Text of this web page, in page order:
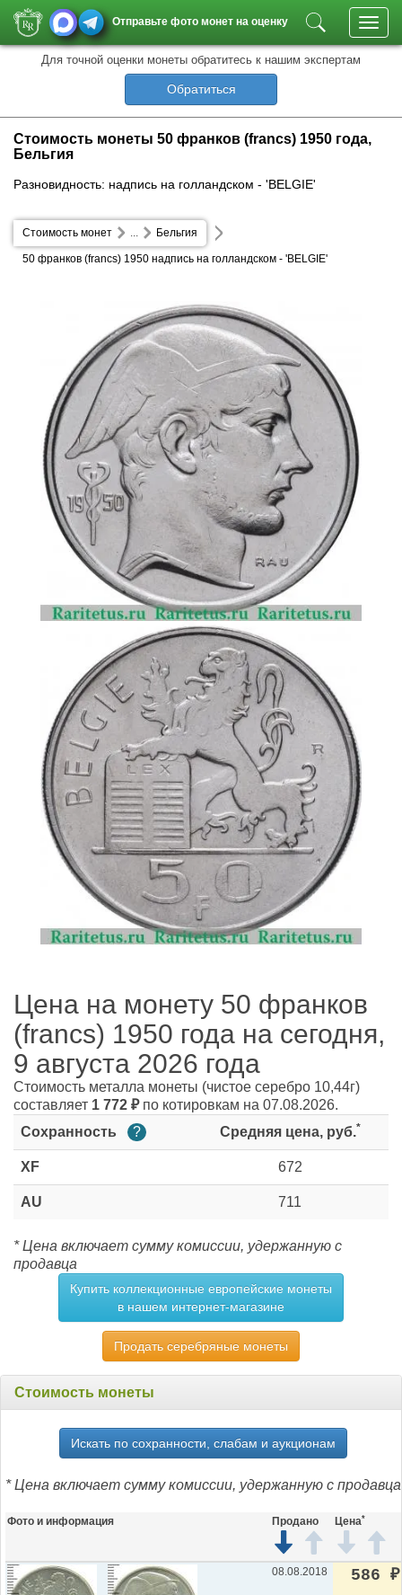
Отправьте фото монет на оценку
Для точной оценки монеты обратитесь к нашим экспертам
Обратиться
Стоимость монеты 50 франков (francs) 1950 года,
Бельгия
Разновидность: надпись на голландском - 'BELGIE'
Стоимость монет Бельгия
...
50 франков (francs) 1950 надпись на голландском - 'BELGIE'
Цена на монету 50 франков
(francs) 1950 года на сегодня,
9 августа 2026 года
Стоимость металла монеты (чистое серебро 10,44г)
составляет 1 772 ₽по котировкам на 07.08.2026.
Сохранность
? Средняя цена, руб.*
XF 672
AU 711
* Цена включает сумму комиссии, удержанную с
продавца
Купить коллекционные европейские монеты
в нашем интернет-магазине
Продать серебряные монеты
Стоимость монеты
Искать по сохранности, слабам и аукционам
* Цена включает сумму комиссии, удержанную с продавца
Фото и информация Продано Цена*
08.08.2018 586 ₽